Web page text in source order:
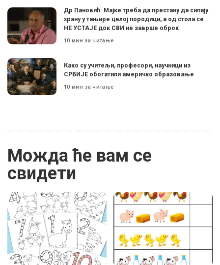
Др Пановић: Мајке треба да престану да сипају
храну у тањире целој породици, а од стола се
НЕ УСТАЈЕ док СВИ не заврше оброк
10 мин за читање
Како су учитељи, професори, научници из
СРБИЈЕ обогатили америчко образовање
10 мин за читање
Можда ће вам се
свидети